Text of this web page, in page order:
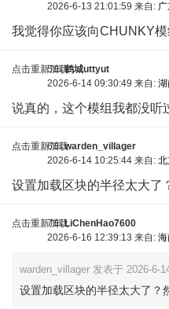
2026-6-13 21:01:59 来自:
我觉得你应该向CHUNKY
点击重新加载
5车 鹤城uttyut
2026-6-14 09:30:49 来自:
说真的，这个模组我都没听
点击重新加载
6车 warden_villager
2026-6-14 10:25:44 来自: 北
设置加载区块的半径太大了
点击重新加载
7车 LiChenHao7600
2026-6-16 12:39:13 来自:
warden_villager 发表于 2026-6-
设置加载区块的半径太大了？